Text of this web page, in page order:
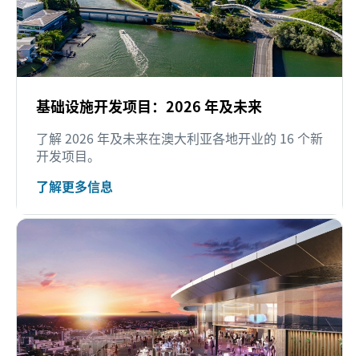
基础设施开发项目：2026 年及未来
了解 2026 年及未来在澳大利亚各地开业的 16 个新
开发项目。
了解更多信息